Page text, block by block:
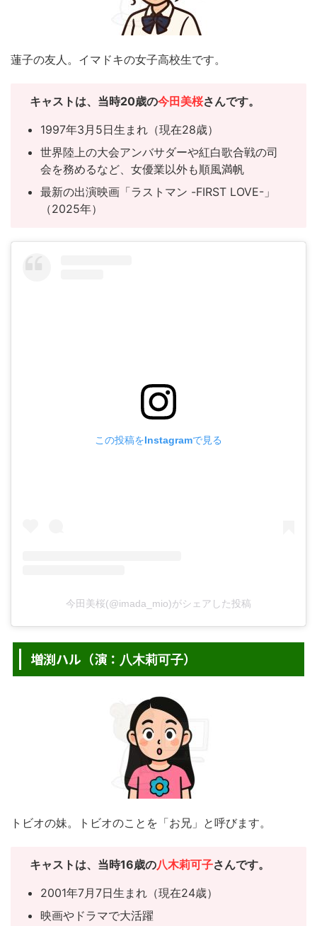
蓮子の友人。イマドキの女子高校生です。
キャスト は、当時20歳の今田美桜さんです。
1997年3月5日生まれ（現在28歳）
世界陸上の大会アンバサダーや紅白歌合戦の司
会を務めるなど、女優業以外も順風満帆
最新の出演映画「ラストマン -FIRST LOVE-」
（2025年）
この投稿をInstagramで見る
今田美桜(@imada_mio)がシェアした投稿
増渕ハル（演： 八木莉可子）
トビオの妹。トビオのことを「お兄」と呼びます。
キャスト は、当時16歳の八木莉可子さんです。
2001年7月7日生まれ（現在24歳）
映画やドラマで大活躍